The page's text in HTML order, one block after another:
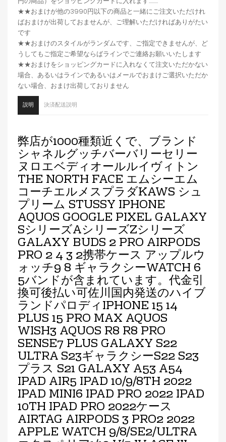
★★おまけが他の3990円以下の商品と一緒にご注文いただけれ
ばおまけが出荷しておませんが、ご理解いただければありがたい
です
★★おまけのスタイルがランダムです、ご指定できませんが、ど
うしてもご指定ご希望ならばラインでご連絡お願いいたします
★★おまけをショッピングカードに入れなくて注文いただかない
場合、あるいはラインであるいはメールでおまけご選択いただか
ない場合、おまけ出荷しておりません
説明 決済配送説明
弊店が1000種類近くで、ブランド
シャネルグッチバーバリーセリー
ヌロエベディオールルイヴィトン
THE NORTH FACE エムシーエム
コーチエルメスプラダKAWS シュ
プリーム STUSSY IPHONE
AQUOS GOOGLE PIXEL GALAXY
SシリーズAシリーズZシリーズ
GALAXY BUDS 2 PRO AIRPODS
PRO 2 4 3 2携帯ケース アップルウ
ォッチ9 8 ギャラクシーWATCH 6
5バンドが含まれています。代金引
換可後払い可佐川国内発送のハイブ
ランドパロディIPHONE 15 14
PLUS 15 PRO MAX AQUOS
WISH3 AQUOS R8 R8 PRO
SENSE7 PLUS GALAXY S22
ULTRA S23ギャラクシーS22 S23
プラス S21 GALAXY A53 A54
IPAD AIR5 IPAD 10/9/8TH 2022
IPAD MINI6 IPAD PRO 2022 IPAD
10TH IPAD PRO 2022ケース
AIRTAG AIRPODS 3 PRO2 2022
APPLE WATCH 9/8/SE2/ULTRA